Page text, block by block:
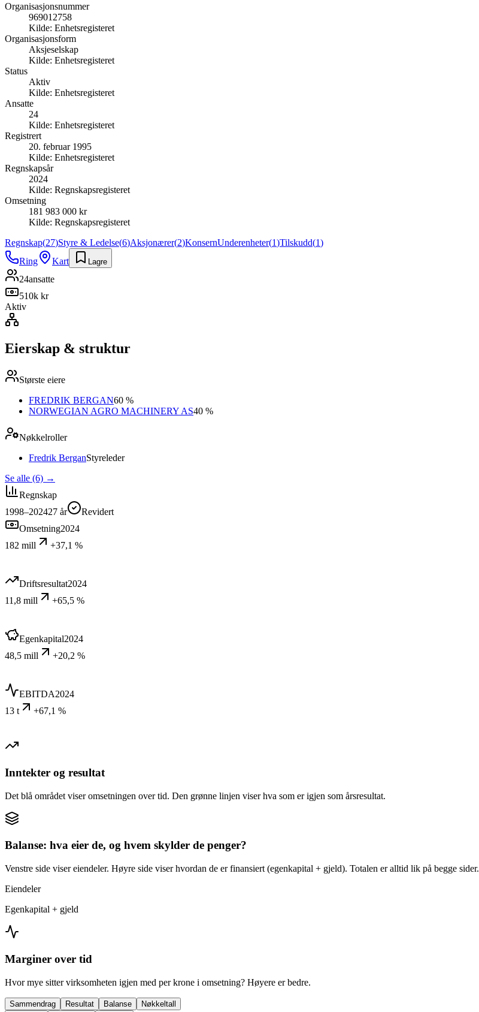
Organisasjonsnummer
969012758
Kilde: Enhetsregisteret
Organisasjonsform
Aksjeselskap
Kilde: Enhetsregisteret
Status
Aktiv
Kilde: Enhetsregisteret
Ansatte
24
Kilde: Enhetsregisteret
Registrert
20. februar 1995
Kilde: Enhetsregisteret
Regnskapsår
2024
Kilde: Regnskapsregisteret
Omsetning
181 983 000 kr
Kilde: Regnskapsregisteret
Regnskap(27)Styre & Ledelse(6)Aksjonærer(2)KonsernUnderenheter(1)Tilskudd(1)
Ring
Kart Lagre
24ansatte
510k kr
Aktiv
Eierskap & struktur
Største eiere
FREDRIK BERGAN60 %
NORWEGIAN AGRO MACHINERY AS40 %
Nøkkelroller
Fredrik BerganStyreleder
Se alle (6) →
Regnskap
1998–202427 år
Revidert
Omsetning2024
182 mill
+37,1 %
Driftsresultat2024
11,8 mill
+65,5 %
Egenkapital2024
48,5 mill
+20,2 %
EBITDA2024
13 t
+67,1 %
Inntekter og resultat
Det blå området viser omsetningen over tid. Den grønne linjen viser hva som er igjen som årsresultat.
Balanse: hva eier de, og hvem skylder de penger?
Venstre side viser eiendeler. Høyre side viser hvordan de er finansiert (egenkapital + gjeld). Totalen er alltid lik på begge sider.
Eiendeler
Egenkapital + gjeld
Marginer over tid
Hvor mye sitter virksomheten igjen med per krone i omsetning? Høyere er bedre.
Sammendrag Resultat Balanse
Nøkkeltall